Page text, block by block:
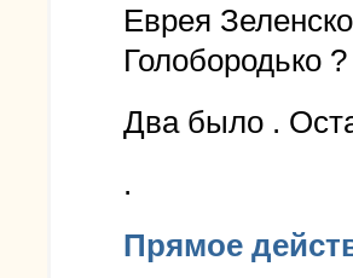
Еврея
Голобородько ?
Два было .
.
Прямое